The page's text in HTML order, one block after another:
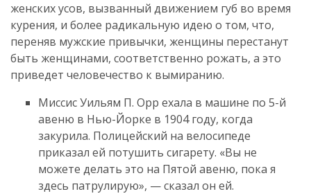
женских усов, вызванный движением губ во время
курения, и более радикальную идею о том, что,
переняв мужские привычки, женщины перестанут
быть женщинами, соответственно рожать, а это
приведет человечество к вымиранию.
Миссис Уильям П. Орр ехала в машине по 5-й
авеню в Нью-Йорке в 1904 году, когда
закурила. Полицейский на велосипеде
приказал ей потушить сигарету. «Вы не
можете делать это на Пятой авеню, пока я
здесь патрулирую», — сказал он ей.